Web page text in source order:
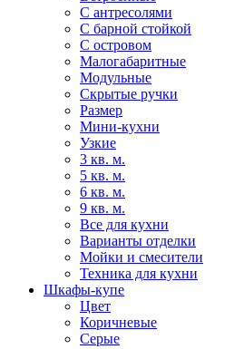
С антресолями
С барной стойкой
С островом
Малогабаритные
Модульные
Скрытые ручки
Размер
Мини-кухни
Узкие
3 кв. м.
5 кв. м.
6 кв. м.
9 кв. м.
Все для кухни
Варианты отделки
Мойки и смесители
Техника для кухни
Шкафы-купе
Цвет
Коричневые
Серые